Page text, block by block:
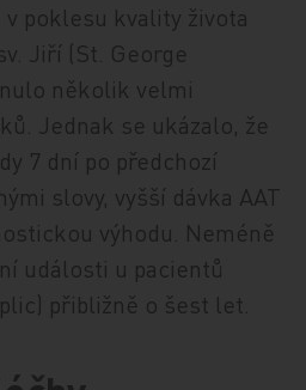
v poklesu kvality života
Jiří (St. George
několik velmi
Jednak se ukázalo, že
7 dní po předchozí
slovy, vyšší dávka AAT
výhodu. Neméně
události u pacientů
přibližně o šest let.